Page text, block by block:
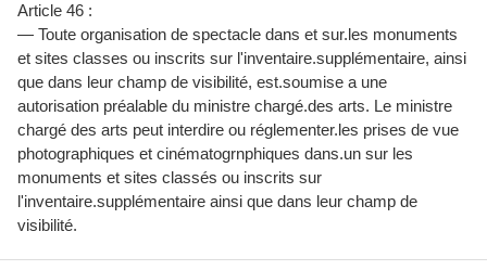
Article 46 :
— Toute organisation de spectacle dans et sur.les monuments
et sites classes ou inscrits sur l'inventaire.supplémentaire, ainsi
que dans leur champ de visibilité, est.soumise a une
autorisation préalable du ministre chargé.des arts. Le ministre
chargé des arts peut interdire ou réglementer.les prises de vue
photographiques et cinématogrnphiques dans.un sur les
monuments et sites classés ou inscrits sur
l'inventaire.supplémentaire ainsi que dans leur champ de
visibilité.